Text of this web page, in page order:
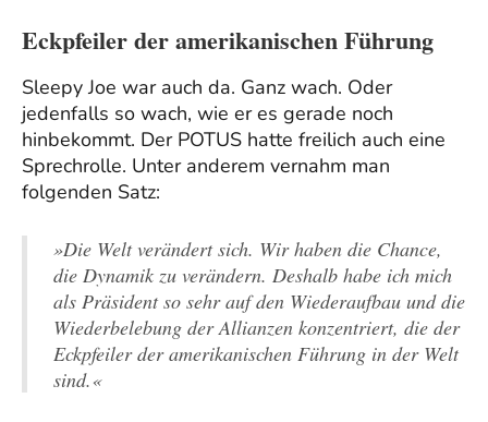
Eckpfeiler der amerikanischen Führung
Sleepy Joe war auch da. Ganz wach. Oder
jedenfalls so wach, wie er es gerade noch
hinbekommt. Der POTUS hatte freilich auch eine
Sprechrolle. Unter anderem vernahm man
folgenden Satz:
»Die Welt verändert sich. Wir haben die Chance,
die Dynamik zu verändern. Deshalb habe ich mich
als Präsident so sehr auf den Wiederaufbau und die
Wiederbelebung der Allianzen konzentriert, die der
Eckpfeiler der amerikanischen Führung in der Welt
sind.«